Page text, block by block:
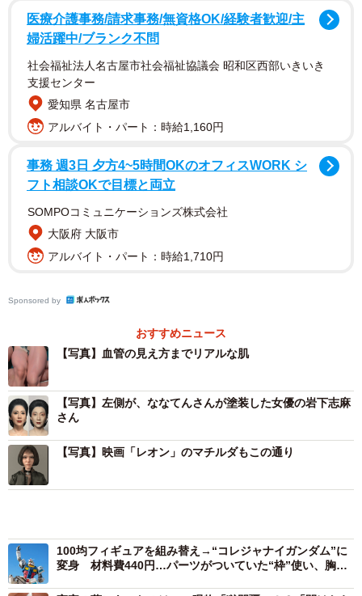
少しずつ工程を重ね、皮膚ができあがる（ななてんさん提供）
医療介護事務/請求事務/無資格OK/経験者歓迎/主
婦活躍中/ブランク不問
社会福祉法人名古屋市社会福祉協議会 昭和区西部いきいき
支援センター
愛知県 名古屋市
アルバイト・パート：時給1,160円
事務 週3日 夕方4~5時間OKのオフィスWORK シ
フト相談OKで目標と両立
SOMPOコミュニケーションズ株式会社
大阪府 大阪市
アルバイト・パート：時給1,710円
Sponsored by
おすすめニュース
【写真】血管の見え方までリアルな肌
【写真】左側が、ななてんさんが塗装した女優の岩下志麻
さん
【写真】映画「レオン」のマチルダもこの通り
クトやアンテナを手作業再現
実家の蔵にあったのは……呪物「獄門疆」！？「開けたら
終わり」とネット騒然→実は100均素材で作りました